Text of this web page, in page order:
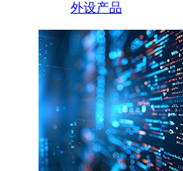
外设产品